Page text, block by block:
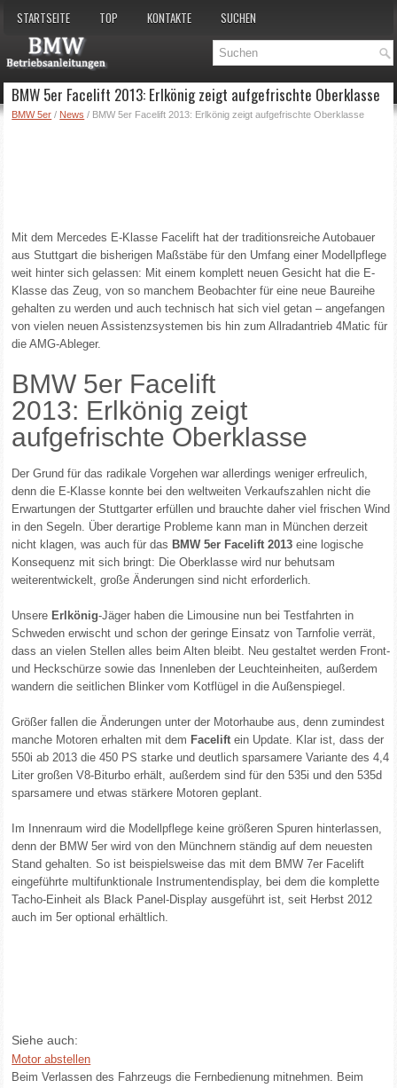
STARTSEITE TOP KONTAKTE SUCHEN
BMW 5er Facelift 2013: Erlkönig zeigt aufgefrischte Oberklasse
BMW 5er / News / BMW 5er Facelift 2013: Erlkönig zeigt aufgefrischte Oberklasse
Mit dem Mercedes E-Klasse Facelift hat der traditionsreiche Autobauer
aus Stuttgart die bisherigen Maßstäbe für den Umfang einer Modellpflege
weit hinter sich gelassen: Mit einem komplett neuen Gesicht hat die E-
Klasse das Zeug, von so manchem Beobachter für eine neue Baureihe
gehalten zu werden und auch technisch hat sich viel getan – angefangen
von vielen neuen Assistenzsystemen bis hin zum Allradantrieb 4Matic für
die AMG-Ableger.
BMW 5er Facelift
2013: Erlkönig zeigt
aufgefrischte Oberklasse
Der Grund für das radikale Vorgehen war allerdings weniger erfreulich,
denn die E-Klasse konnte bei den weltweiten Verkaufszahlen nicht die
Erwartungen der Stuttgarter erfüllen und brauchte daher viel frischen Wind
in den Segeln. Über derartige Probleme kann man in München derzeit
nicht klagen, was auch für das BMW 5er Facelift 2013 eine logische
Konsequenz mit sich bringt: Die Oberklasse wird nur behutsam
weiterentwickelt, große Änderungen sind nicht erforderlich.
Unsere Erlkönig-Jäger haben die Limousine nun bei Testfahrten in
Schweden erwischt und schon der geringe Einsatz von Tarnfolie verrät,
dass an vielen Stellen alles beim Alten bleibt. Neu gestaltet werden Front-
und Heckschürze sowie das Innenleben der Leuchteinheiten, außerdem
wandern die seitlichen Blinker vom Kotflügel in die Außenspiegel.
Größer fallen die Änderungen unter der Motorhaube aus, denn zumindest
manche Motoren erhalten mit dem Facelift ein Update. Klar ist, dass der
550i ab 2013 die 450 PS starke und deutlich sparsamere Variante des 4,4
Liter großen V8-Biturbo erhält, außerdem sind für den 535i und den 535d
sparsamere und etwas stärkere Motoren geplant.
Im Innenraum wird die Modellpflege keine größeren Spuren hinterlassen,
denn der BMW 5er wird von den Münchnern ständig auf dem neuesten
Stand gehalten. So ist beispielsweise das mit dem BMW 7er Facelift
eingeführte multifunktionale Instrumentendisplay, bei dem die komplette
Tacho-Einheit als Black Panel-Display ausgeführt ist, seit Herbst 2012
auch im 5er optional erhältlich.
Siehe auch:
Motor abstellen
Beim Verlassen des Fahrzeugs die Fernbedienung mitnehmen. Beim